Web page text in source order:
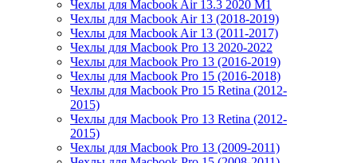
Чехлы для Macbook Air 13.3 2020 M1
Чехлы для Macbook Air 13 (2018-2019)
Чехлы для Macbook Air 13 (2011-2017)
Чехлы для Macbook Pro 13 2020-2022
Чехлы для Macbook Pro 13 (2016-2019)
Чехлы для Macbook Pro 15 (2016-2018)
Чехлы для Macbook Pro 15 Retina (2012-
2015)
Чехлы для Macbook Pro 13 Retina (2012-
2015)
Чехлы для Macbook Pro 13 (2009-2011)